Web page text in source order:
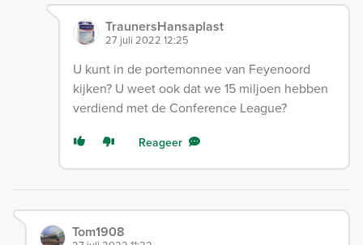
TraunersHansaplast
27 juli 2022 12:25
U kunt in de portemonnee van Feyenoord
kijken? U weet ook dat we 15 miljoen hebben
verdiend met de Conference League?
Reageer
Tom1908